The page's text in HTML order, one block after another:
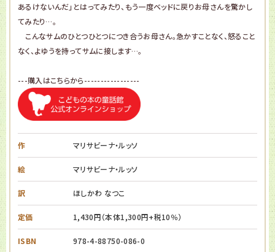
あるけないんだ」とはってみたり、もう一度ベッドに戻りお母さんを驚かし
てみたり…。
こんなサムのひとつひとつにつき合うお母さん。急かすことなく、怒ること
なく、よゆうを持ってサムに接します…。
---購入はこちらから-----------------
作 マリサビーナ・ルッソ
絵 マリサビーナ・ルッソ
訳 ほしかわ なつこ
定価 1,430円（本体1,300円+税10％）
ISBN 978-4-88750-086-0